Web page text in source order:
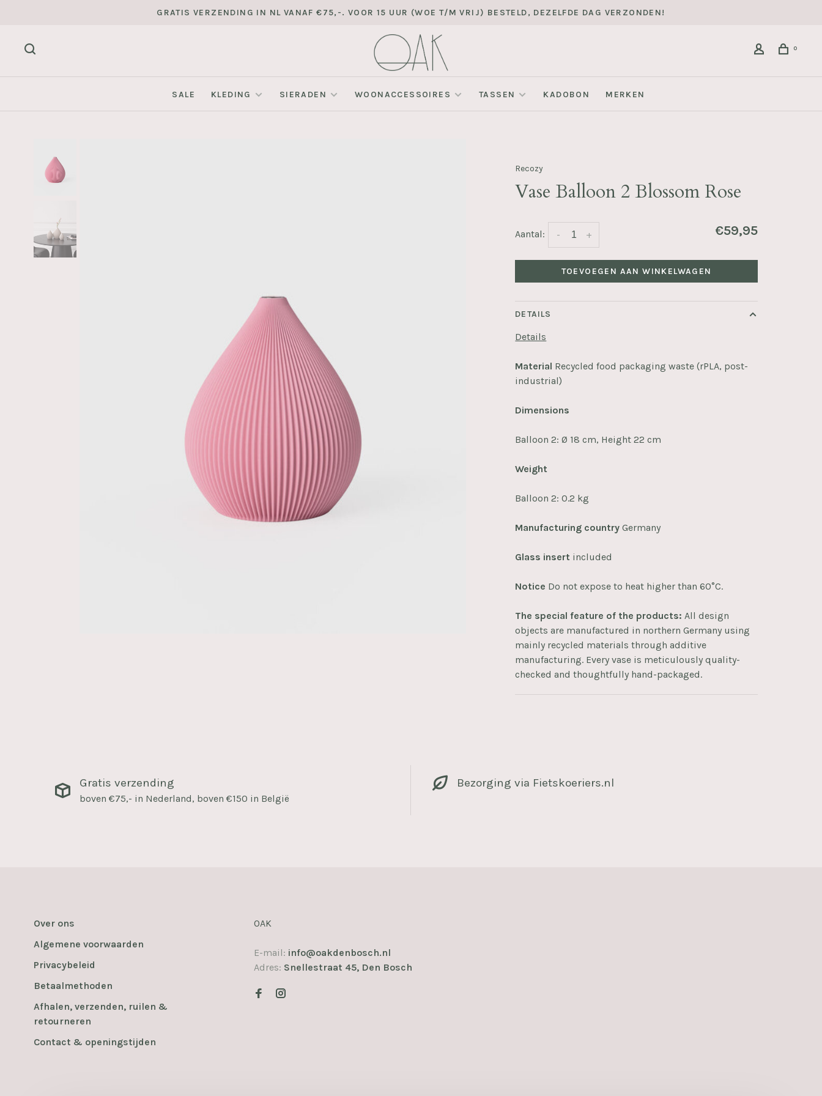
GRATIS VERZENDING IN NL VANAF €75,-. VOOR 15 UUR (WOE T/M VRIJ) BESTELD, DEZELFDE DAG VERZONDEN!
0
SALE KLEDING SIERADEN WOONACCESSOIRES TASSEN KADOBON MERKEN
Recozy
Vase Balloon 2 Blossom Rose
Aantal: +
- €59,95
TOEVOEGEN AAN WINKELWAGEN
DETAILS
Details
Material Recycled food packaging waste (rPLA, post-
industrial)
Dimensions
Balloon 2: Ø 18 cm, Height 22 cm
Weight
Balloon 2: 0.2 kg
Manufacturing country Germany
Glass insert included
Notice Do not expose to heat higher than 60°C.
The special feature of the products: All design
objects are manufactured in northern Germany using
mainly recycled materials through additive
manufacturing. Every vase is meticulously quality-
checked and thoughtfully hand-packaged.
Gratis verzending
boven €75,- in Nederland, boven €150 in België
Bezorging via Fietskoeriers.nl
Over ons
Algemene voorwaarden
Privacybeleid
Betaalmethoden
Afhalen, verzenden, ruilen &
retourneren
Contact & openingstijden
OAK
E-mail: info@oakdenbosch.nl
Adres: Snellestraat 45, Den Bosch